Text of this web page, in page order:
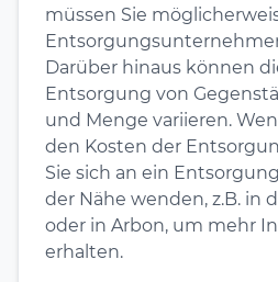
müssen Sie
Darüber hinaus können
Entsorgung von
und Menge variieren.
den Kosten der
Sie sich an ein
der Nähe wenden, z.B. in
oder in Arbon, um mehr
erhalten.